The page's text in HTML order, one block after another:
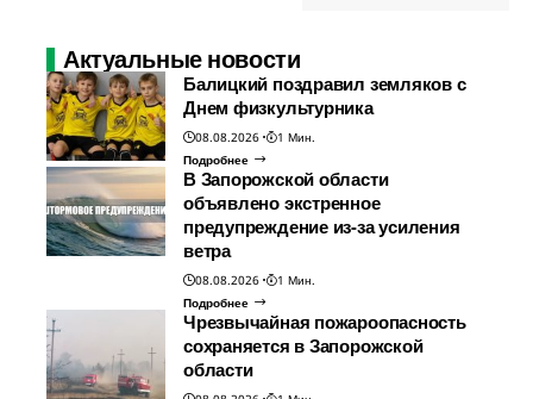
Актуальные новости
Балицкий поздравил земляков с
Днем физкультурника
08.08.2026
1 Мин.
Подробнее
В Запорожской области
объявлено экстренное
предупреждение из-за усиления
ветра
08.08.2026
1 Мин.
Подробнее
Чрезвычайная пожароопасность
сохраняется в Запорожской
области